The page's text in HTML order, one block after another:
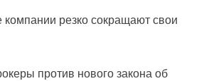
резко сокращают свои
против нового закона об